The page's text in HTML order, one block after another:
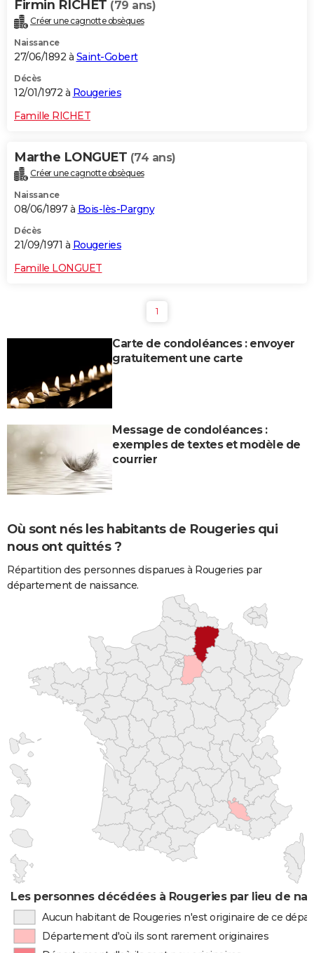
Firmin RICHET (79 ans)
Créer une cagnotte obsèques
Naissance
27/06/1892 à Saint-Gobert
Décès
12/01/1972 à Rougeries
Famille RICHET
Marthe LONGUET (74 ans)
Créer une cagnotte obsèques
Naissance
08/06/1897 à Bois-lès-Pargny
Décès
21/09/1971 à Rougeries
Famille LONGUET
1
Carte de condoléances : envoyer
gratuitement une carte
Message de condoléances :
exemples de textes et modèle de
courrier
Où sont nés les habitants de Rougeries qui
nous ont quittés ?
Répartition des personnes disparues à Rougeries par
département de naissance.
Les personnes décédées à Rougeries par lieu de
Aucun habitant de Rougeries n'est originaire de ce
Département d'où ils sont rarement originaires